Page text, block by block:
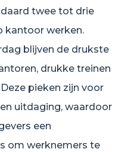
twee tot drie
kantoor werken.
blijven de drukste
drukke treinen
pieken zijn voor
uitdaging, waardoor
een
om werknemers te